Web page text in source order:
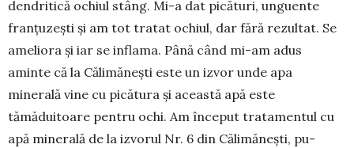
dendri­tică ochiul stâng. Mi-a dat pică­turi, unguente
franțuzești și am tot tratat ochiul, dar fără rezultat. Se
ameliora și iar se inflama. Până când mi-am adus
aminte că la Călimănești este un izvor unde apa
minerală vine cu picătura și această apă este
tămăduitoare pentru ochi. Am început trata­mentul cu
apă minerală de la iz­vorul Nr. 6 din Călimănești, pu­